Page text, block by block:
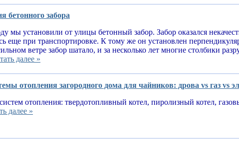
бетонного забора
мы установили от улицы бетонный забор. Забор оказался
еще при транспортировке. К тому же он установлен
ветре забор шатало, и за несколько лет многие столбики
далее »
отопления загородного дома для чайников: дрова vs газ vs
отопления: твердотопливный котел, пиролизный котел,
далее »